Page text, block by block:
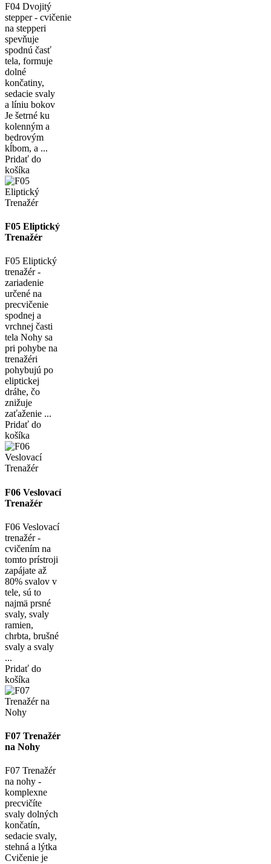
F04 Dvojitý
stepper - cvičenie
na stepperi
spevňuje
spodnú časť
tela, formuje
dolné
končatiny,
sedacie svaly
a líniu bokov
Je šetrné ku
kolenným a
bedrovým
kĺbom, a ...
Pridať do
košíka
F05 Eliptický
Trenažér
F05 Eliptický
trenažér -
zariadenie
určené na
precvičenie
spodnej a
vrchnej časti
tela Nohy sa
pri pohybe na
trenažéri
pohybujú po
eliptickej
dráhe, čo
znižuje
zaťaženie ...
Pridať do
košíka
F06 Veslovací
Trenažér
F06 Veslovací
trenažér -
cvičením na
tomto prístroji
zapájate až
80% svalov v
tele, sú to
najmä prsné
svaly, svaly
ramien,
chrbta, brušné
svaly a svaly
...
Pridať do
košíka
F07 Trenažér
na Nohy
F07 Trenažér
na nohy -
komplexne
precvičíte
svaly dolných
končatín,
sedacie svaly,
stehná a lýtka
Cvičenie je